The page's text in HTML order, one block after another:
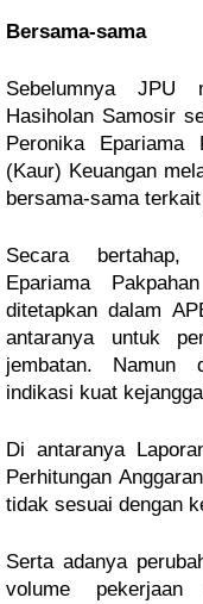
Bersama-sama
Sebelumnya JPU
Hasiholan Samosir
Peronika Epariama
(Kaur) Keuangan
bersama-sama
Secara bertahap,
Epariama
ditetapkan dalam
antaranya untuk
jembatan. Namun
indikasi kuat
Di antaranya
Perhitungan
tidak sesuai dengan
Serta adanya
volume pekerjaan